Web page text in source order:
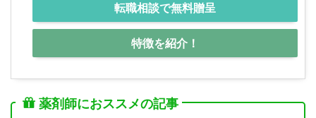
転職相談で無料贈呈
特徴を紹介！
薬剤師におススメの記事